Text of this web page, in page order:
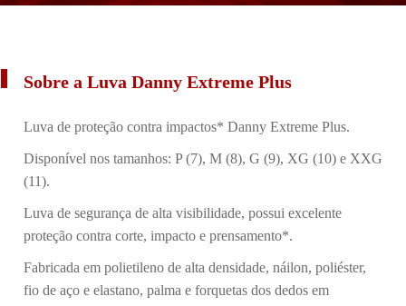
Sobre a Luva Danny Extreme Plus
Luva de proteção contra impactos* Danny Extreme Plus.
Disponível nos tamanhos: P (7), M (8), G (9), XG (10) e XXG
(11).
Luva de segurança de alta visibilidade, possui excelente
proteção contra corte, impacto e prensamento*.
Fabricada em polietileno de alta densidade, náilon, poliéster,
fio de aço e elastano, palma e forquetas dos dedos em